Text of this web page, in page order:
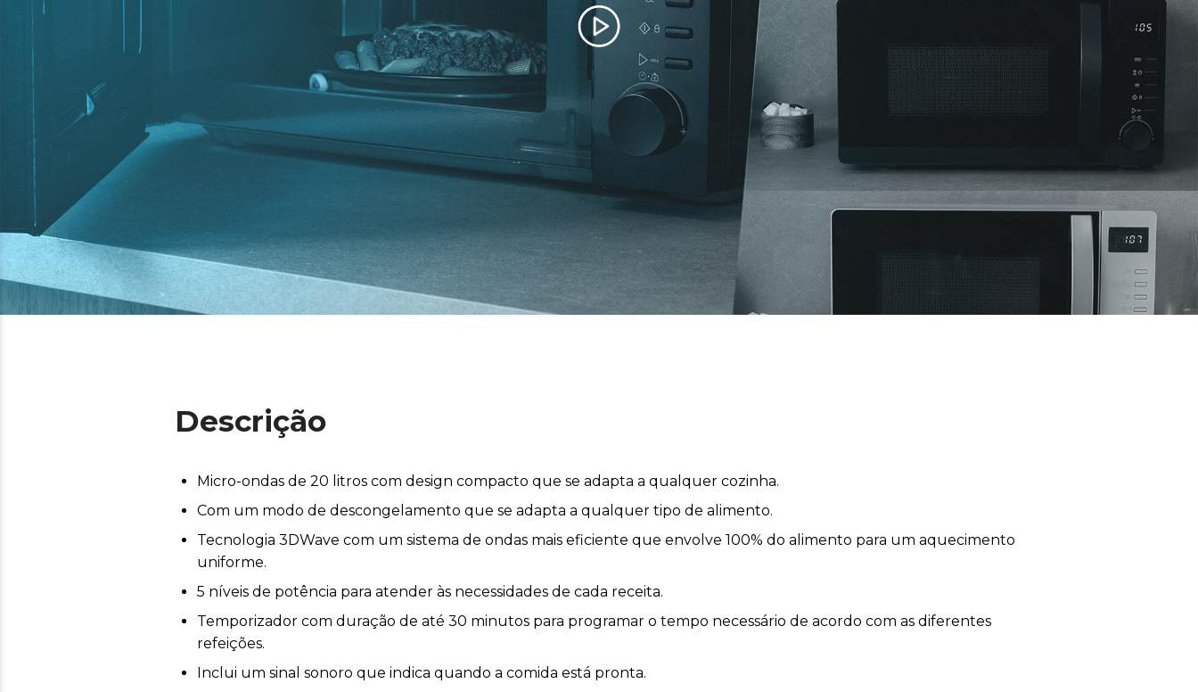
Descrição
Micro-ondas de 20 litros com design compacto que se adapta a qualquer cozinha.
Com um modo de descongelamento que se adapta a qualquer tipo de alimento.
Tecnologia 3DWave com um sistema de ondas mais eficiente que envolve 100% do alimento para um aquecimento
uniforme.
5 níveis de potência para atender às necessidades de cada receita.
Temporizador com duração de até 30 minutos para programar o tempo necessário de acordo com as diferentes
refeições.
Inclui um sinal sonoro que indica quando a comida está pronta.